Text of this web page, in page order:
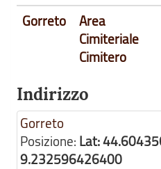
Gorreto
Area
Cimiteriale
Cimitero
Indirizzo
Gorreto
Posizione: Lat:
9.232596426400